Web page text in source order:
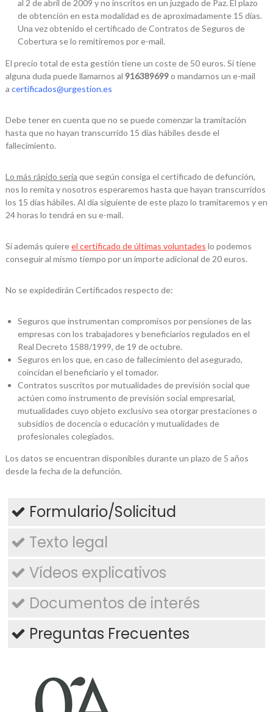
al 2 de abril de 2009 y no inscritos en un juzgado de Paz. El plazo
de obtención en esta modalidad es de aproximadamente 15 días.
Una vez obtenido el certificado de Contratos de Seguros de
Cobertura se lo remitiremos por e-mail.
El precio total de esta gestión tiene un coste de 50 euros. Si tiene
alguna duda puede llamarnos al 916389699o mandarnos un e-mail
a certificados@urgestion.es
Debe tener en cuenta que no se puede comenzar la tramitación
hasta que no hayan transcurrido 15 días hábiles desde el
fallecimiento.
Lo más rápido sería que según consiga el certificado de defunción,
nos lo remita y nosotros esperaremos hasta que hayan transcurridos
los 15 días hábiles. Al día siguiente de este plazo lo tramitaremos y en
24 horas lo tendrá en su e-mail.
Si además quiereel certificado de últimas voluntades lo podemos
conseguir al mismo tiempo por un importe adicional de 20 euros.
No se expidedirán Certificados respecto de:
Seguros que instrumentan compromisos por pensiones de las
empresas con los trabajadores y beneficiarios regulados en el
Real Decreto 1588/1999, de 19 de octubre.
Seguros en los que, en caso de fallecimiento del asegurado,
coincidan el beneficiario y el tomador.
Contratos suscritos por mutualidades de previsión social que
actúen como instrumento de previsión social empresarial,
mutualidades cuyo objeto exclusivo sea otorgar prestaciones o
subsidios de docencia o educación y mutualidades de
profesionales colegiados.
Los datos se encuentran disponibles durante un plazo de 5 años
desde la fecha de la defunción.
Formulario/Solicitud
Texto legal
Vídeos explicativos
Documentos de interés
Preguntas Frecuentes